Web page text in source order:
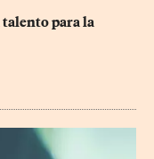
para la